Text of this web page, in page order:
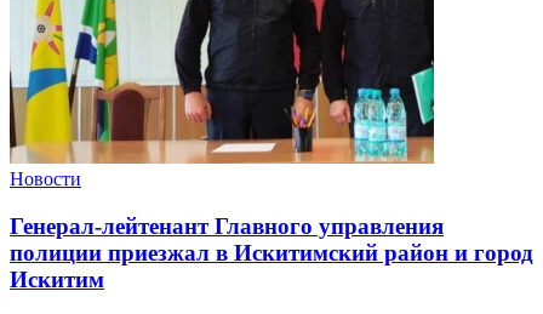
Новости
Генерал-лейтенант Главного управления
полиции приезжал в Искитимский район и город
Искитим